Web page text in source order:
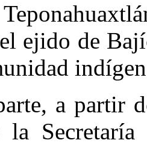
ejido de
a partir
la